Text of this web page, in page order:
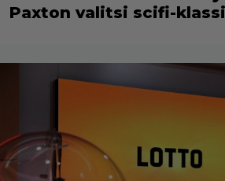
Paxton valitsi scifi-